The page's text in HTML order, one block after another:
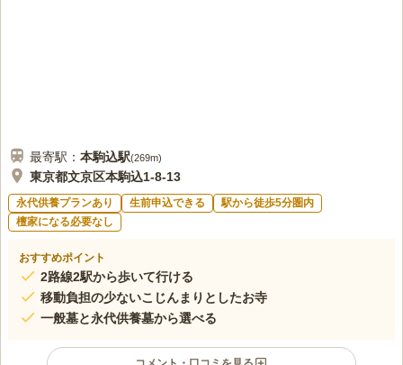
最寄駅： 本駒込駅(269m)
東京都文京区本駒込1-8-13
永代供養プランあり 生前申込できる
駅から徒歩5分圏内
檀家になる必要なし
おすすめポイント
2路線2駅から歩いて行ける
移動負担の少ないこじんまりとしたお寺
一般墓と永代供養墓から選べる